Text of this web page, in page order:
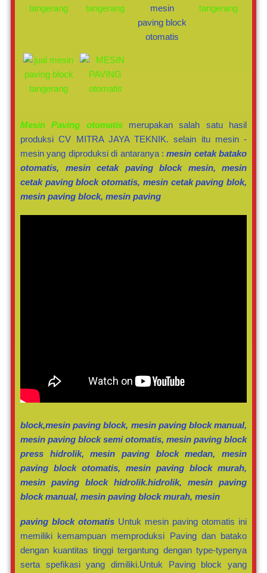
mesin
paving block
otomatis
Mesin Paving otomatis
merupakan salah satu hasil
produksi CV MITRA JAYA TEKNIK. selain itu mesin -
mesin yang diproduksi di antaranya :mesin cetak batako
otomatis, mesin cetak paving block mesin, mesin
cetak paving block otomatis, mesin cetak paving blok,
mesin paving block, mesin paving
block,mesin paving block, mesin paving block manual,
mesin paving block semi otomatis, mesin paving block
press hidrolik, mesin paving block medan, mesin
paving block otomatis, mesin paving block murah,
mesin paving block hidrolik.hidrolik, mesin paving
block manual, mesin paving block murah, mesin
paving block otomatis Untuk mesin paving otomatis ini
memiliki kemampuan memproduksi Paving dan batako
dengan kuantitas tinggi tergantung dengan type-typenya
serta spefikasi yang dimiliki.Untuk Paving block yang